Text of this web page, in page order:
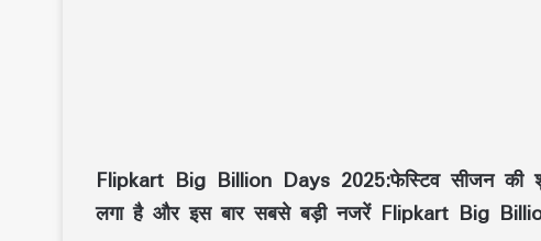
Flipkart Big Billion Days 2025:फेस्टिव सीजन की
लगा है और इस बार सबसे बड़ी नजरें Flipkart Big